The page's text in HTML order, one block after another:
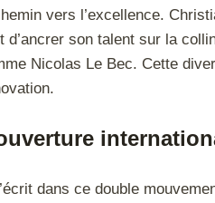
vers l’excellence.
son talent sur la
Nicolas Le Bec. Cette
dans ce double